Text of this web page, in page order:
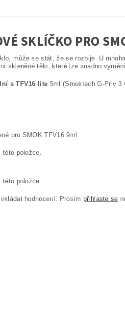
SKLÍČKO PRO
může se stát, že se rozbije. U
skleněné tělo, které lze snadno
s TFV16 lite 5ml (Smoktech G-Priv 3
pro SMOK TFV16 9ml
této položce.
této položce.
hodnocení. Prosím přihlaste se